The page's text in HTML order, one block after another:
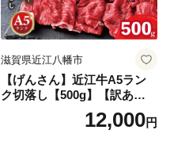
滋賀県近江八幡市
【げんさん】近江牛A5ラン
ク切落し【500g】【訳あり】
12,000円